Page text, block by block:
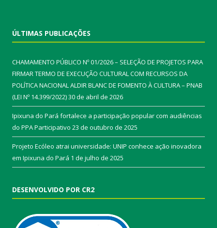
ÚLTIMAS PUBLICAÇÕES
CHAMAMENTO PÚBLICO Nº 01/2026 – SELEÇÃO DE PROJETOS PARA
FIRMAR TERMO DE EXECUÇÃO CULTURAL COM RECURSOS DA
POLÍTICA NACIONAL ALDIR BLANC DE FOMENTO À CULTURA – PNAB
(LEI Nº 14.399/2022)30 de abril de 2026
Ipixuna do Pará fortalece a participação popular com audiências
do PPA Participativo 23 de outubro de 2025
Projeto Ecóleo atrai universidade: UNIP conhece ação inovadora
em Ipixuna do Pará 1 de julho de 2025
DESENVOLVIDO POR CR2